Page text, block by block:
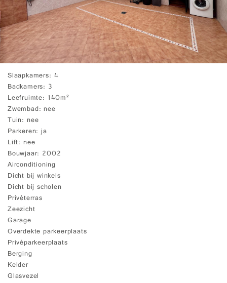
Slaapkamers 4
Badkamers 3
Leefruimte 140m²
Zwembad nee
Tuin nee
Parkeren ja
Lift nee
Bouwjaar 2002
Airconditioning
Dicht bij winkels
Dicht bij scholen
Privéterras
Zeezicht
Garage
Overdekte parkeerplaats
Privéparkeerplaats
Berging
Kelder
Glasvezel